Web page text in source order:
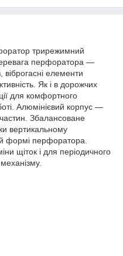
трирежимний
перфоратора —
віброгасні елементи
Як і в дорожчих
для комфортного
Алюмінієвий корпус —
Збалансоване
вертикальному
формі перфоратора.
щіток і для періодичного